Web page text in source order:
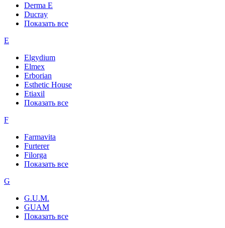
Derma E
Ducray
Показать все
E
Elgydium
Elmex
Erborian
Esthetic House
Etiaxil
Показать все
F
Farmavita
Furterer
Filorga
Показать все
G
G.U.M.
GUAM
Показать все